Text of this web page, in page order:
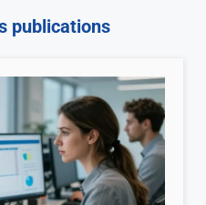
publications